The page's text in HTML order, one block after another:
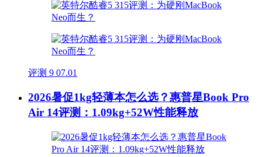
评测 9 07.01
2026暑促1kg轻薄本怎么选？惠普星Book Pro
Air 14评测：1.09kg+52W性能释放